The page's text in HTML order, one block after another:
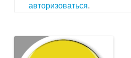
авторизоваться.